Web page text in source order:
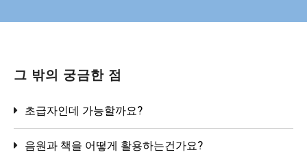
그 밖의 궁금한 점
초급자인데 가능할까요?
음원과 책을 어떻게 활용하는건가요?